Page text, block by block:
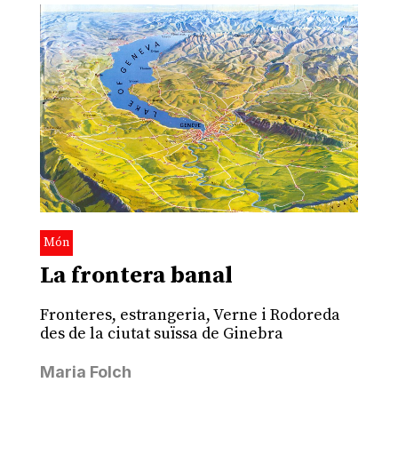
Món
La frontera banal
Fronteres, estrangeria, Verne i Rodoreda
des de la ciutat suïssa de Ginebra
Maria Folch